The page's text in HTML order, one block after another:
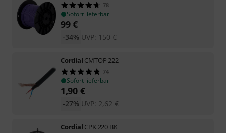
78
Sofort lieferbar
99€
UVP: 150 €
-34%
Cordial CMTOP 222
74
Sofort lieferbar
1,90 €
UVP: 2,62 €
-27%
Cordial CPK 220 BK